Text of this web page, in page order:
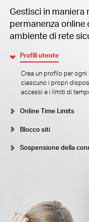
Gestisci in maniera
permanenza online
ambiente di rete
Profili utente
Crea un profilo per
ciascuno i propri
accessi e i limiti di
Online Time Limits
Blocco siti
Sospensione della